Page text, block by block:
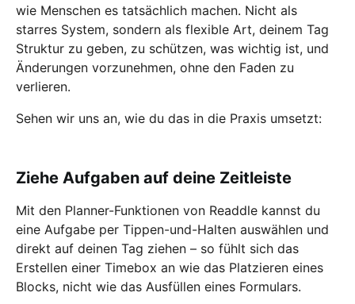
wie Menschen es tatsächlich machen. Nicht als
starres System, sondern als flexible Art, deinem Tag
Struktur zu geben, zu schützen, was wichtig ist, und
Änderungen vorzunehmen, ohne den Faden zu
verlieren.
Sehen wir uns an, wie du das in die Praxis umsetzt:
Ziehe Aufgaben auf deine Zeitleiste
Mit den Planner-Funktionen von Readdle kannst du
eine Aufgabe per Tippen-und-Halten auswählen und
direkt auf deinen Tag ziehen – so fühlt sich das
Erstellen einer Timebox an wie das Platzieren eines
Blocks, nicht wie das Ausfüllen eines Formulars.